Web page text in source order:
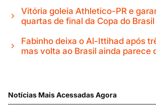
Vitória goleia Athletico-PR e
quartas de final da Copa do Brasil
Fabinho deixa o Al-Ittihad após
mas volta ao Brasil ainda parece
Notícias Mais Acessadas Agora